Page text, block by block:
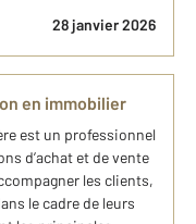
28 janvier 2026
en immobilier
est un professionnel
d’achat et de vente
les clients,
le cadre de leurs